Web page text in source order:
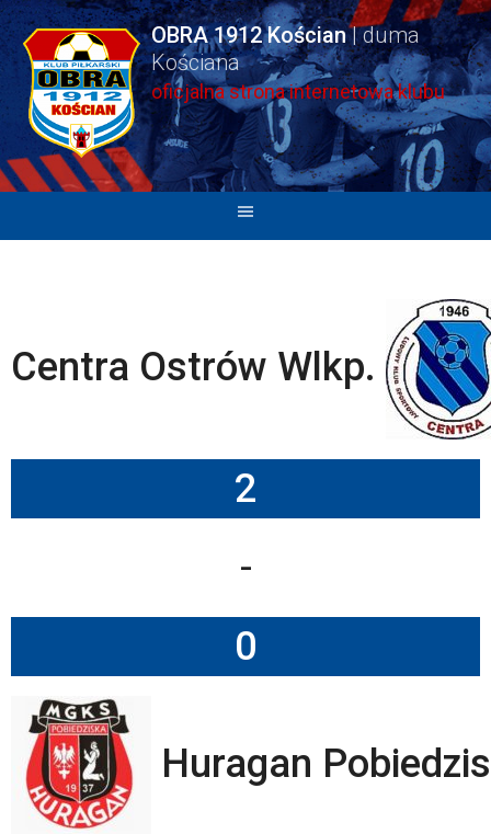
Skip
to
content
OBRA 1912 Kościan
oficjalna strona internetowa klubu
Centra Ostrów Wlkp.
2
-
0
Huragan